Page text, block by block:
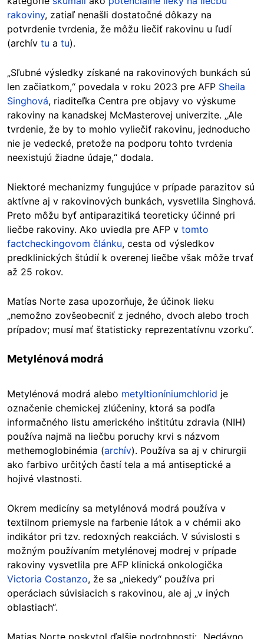
rakoviny, zatiaľ nenašli dostatočné dôkazy na
potvrdenie tvrdenia, že môžu liečiť rakovinu u ľudí
(archív tu a tu).
„Sľubné výsledky získané na rakovinových bunkách sú
len začiatkom,“ povedala v roku 2023 pre AFP Sheila
Singhová, riaditeľka Centra pre objavy vo výskume
rakoviny na kanadskej McMasterovej univerzite. „Ale
tvrdenie, že by to mohlo vyliečiť rakovinu, jednoducho
nie je vedecké, pretože na podporu tohto tvrdenia
neexistujú žiadne údaje,“ dodala.
Niektoré mechanizmy fungujúce v prípade parazitov sú
aktívne aj v rakovinových bunkách, vysvetlila Singhová.
Preto môžu byť antiparazitiká teoreticky účinné pri
liečbe rakoviny. Ako uviedla pre AFP v tomto
factcheckingovom článku, cesta od výsledkov
predklinických štúdií k overenej liečbe však môže trvať
až 25 rokov.
Matías Norte zasa upozorňuje, že účinok lieku
„nemožno zovšeobecniť z jedného, dvoch alebo troch
prípadov; musí mať štatisticky reprezentatívnu vzorku“.
Metylénová modrá
Metylénová modrá alebo metyltioníniumchlorid je
označenie chemickej zlúčeniny, ktorá sa podľa
informačného listu amerického inštitútu zdravia (NIH)
používa najmä na liečbu poruchy krvi s názvom
methemoglobinémia (archív). Používa sa aj v chirurgii
ako farbivo určitých častí tela a má antiseptické a
hojivé vlastnosti.
Okrem medicíny sa metylénová modrá používa v
textilnom priemysle na farbenie látok a v chémii ako
indikátor pri tzv. redoxných reakciách. V súvislosti s
možným používaním metylénovej modrej v prípade
rakoviny vysvetlila pre AFP klinická onkologička
Victoria Costanzo, že sa „niekedy“ používa pri
operáciach súvisiacich s rakovinou, ale aj „v iných
oblastiach“.
Matias Norte poskytol ďalšie podrobnosti: „Nedávno